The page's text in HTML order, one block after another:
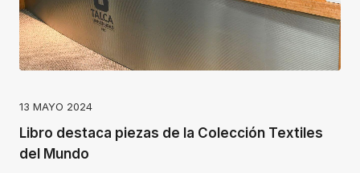
13 MAYO 2024
Libro destaca piezas de la Colección Textiles
del Mundo